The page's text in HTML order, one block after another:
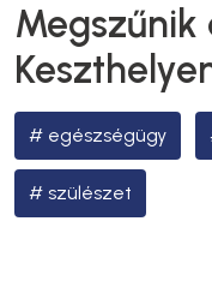
Megszűnik
egészségügy
szülészet